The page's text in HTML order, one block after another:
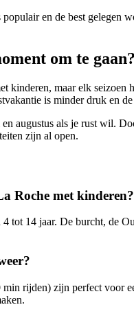
en de best gelegen
om te gaan?
kinderen, maar elk
is minder druk en
augustus als je rust wil.
zijn al open.
Roche met kinderen?
tot 14 jaar. De burcht, de
rijden) zijn perfect voor